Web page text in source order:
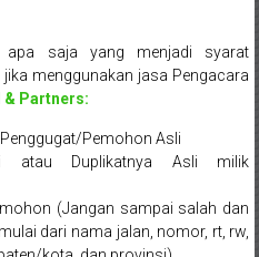
apa saja yang menjadi syarat
menggunakan jasa Pengacara
& Partners:
Pemohon Asli
atau Duplikatnya Asli milik
(Jangan sampai salah dan
dari nama jalan, nomor, rt, rw,